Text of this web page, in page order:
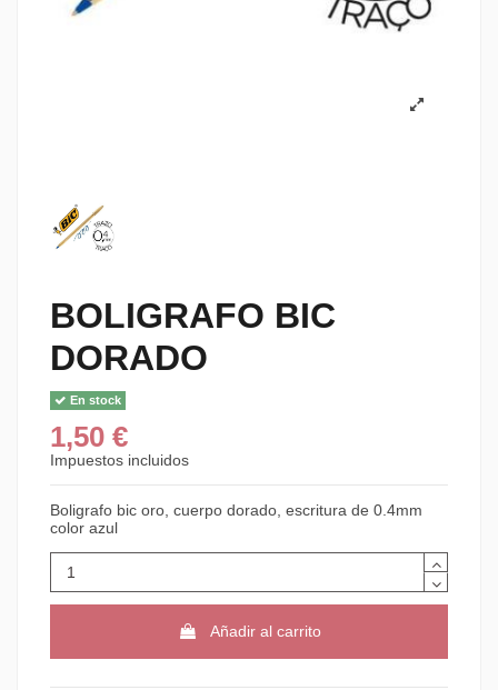
BOLIGRAFO BIC
DORADO
En stock
1,50 €
Impuestos incluidos
Boligrafo bic oro, cuerpo dorado, escritura de 0.4mm
color azul
Añadir al carrito